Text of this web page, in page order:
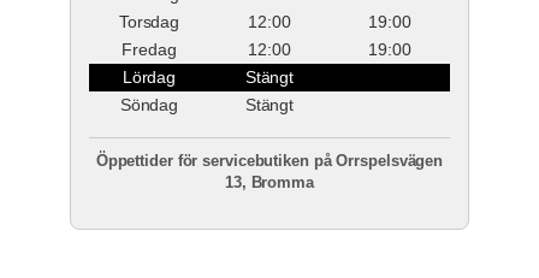
Torsdag
12:00
19:00
Fredag
12:00
19:00
Lördag
Stängt
Söndag
Stängt
Öppettider för servicebutiken på Orrspelsvägen
13, Bromma